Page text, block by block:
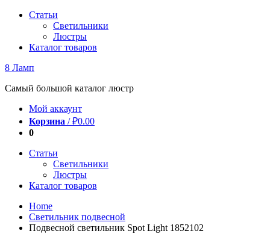
Перейти
содержимому
Статьи
Светильники
Люстры
Каталог товаров
8 Ламп
Самый большой каталог люстр
Мой аккаунт
Корзина /₽0.00
0
Статьи
Светильники
Люстры
Каталог товаров
Home
Светильник подвесной
Подвесной светильник Spot Light 1852102